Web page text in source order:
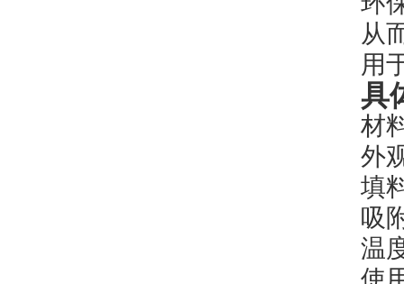
从
用
具
材
外
填
吸
温